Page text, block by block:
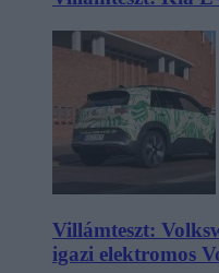
Villámteszt:
igazi elektromos